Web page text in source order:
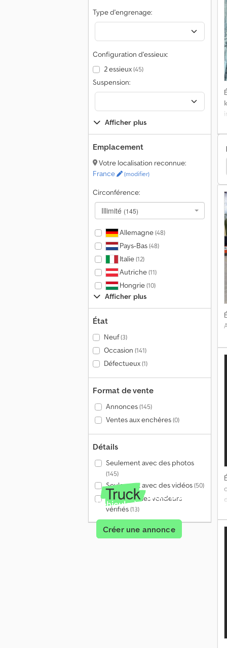
Type d'engrenage:
Configuration d'essieux:
2 essieux(45)
Suspension:
Afficher plus
Emplacement
Votre localisation reconnue:
France
(modifier)
Circonférence:
Illimité (145)
Allemagne(48)
Pays-Bas(48)
Italie(12)
Autriche(11)
Hongrie(10)
Afficher plus
État
Neuf(3)
Occasion (141)
Défectueux(1)
Format de vente
Annonces(145)
Ventes aux enchères(0)
Détails
Seulement avec des photos
(145)
Seulement avec des vidéos(50)
Seulement les vendeurs
vérifiés(13)
Véhicule à vendre ?
Créer une annonce
Dodge Charger Fourgon Isuzu Autocar